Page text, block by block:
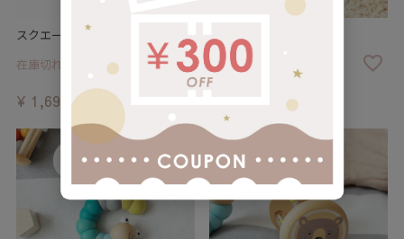
スクエーキートラック ブルー
在庫切れ
¥ 1,694 税込
ウィグリーワーム ピンク
在庫切れ